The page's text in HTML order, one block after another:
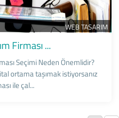
WEB TASARIM
Firması ...
Seçimi Neden Önemlidir?
ortama taşımak istiyorsanız
ile çal...